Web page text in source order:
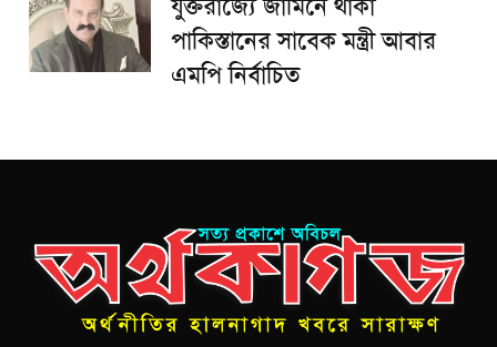
যুক্তরাজ্যে জামিনে থাকা
পাকিস্তানের সাবেক মন্ত্রী আবার
এমপি নির্বাচিত